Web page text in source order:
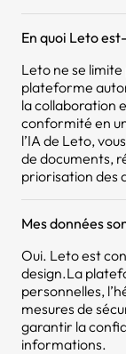
En quoi Leto
Leto ne se
plateforme
la collaboration
conformité en
l’IA de Leto,
de documents,
priorisation des
Mes données
Oui. Leto est
design.La
personnelles,
mesures de
garantir la
informations.